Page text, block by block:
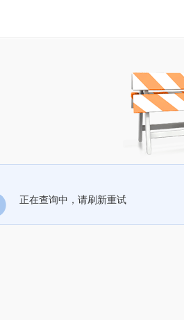
正在查询中，请刷新重试